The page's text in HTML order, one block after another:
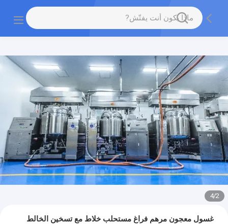
2
/
4
غسول معجون مرهم فراغ مستحلب خلاط مع تسخين الخالط